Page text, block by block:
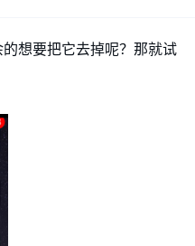
想要把它去掉呢？那就试